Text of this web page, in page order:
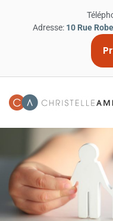
Adresse: 10 Rue